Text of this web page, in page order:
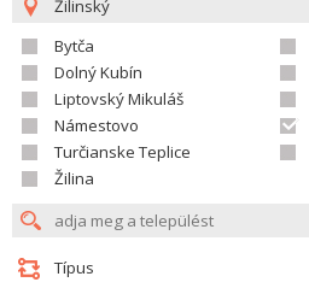
Žilinský
Bytča
Dolný Kubín
Liptovský Mikuláš
Námestovo
Turčianske Teplice
Žilina
Típus